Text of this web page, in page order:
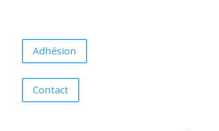
Adhésion
Contact